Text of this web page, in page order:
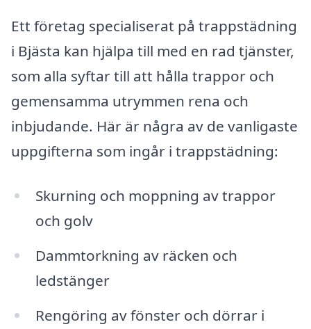
Ett företag specialiserat på trappstädning
i Bjästa kan hjälpa till med en rad tjänster,
som alla syftar till att hålla trappor och
gemensamma utrymmen rena och
inbjudande. Här är några av de vanligaste
uppgifterna som ingår i trappstädning:
Skurning och moppning av trappor
och golv
Dammtorkning av räcken och
ledstänger
Rengöring av fönster och dörrar i